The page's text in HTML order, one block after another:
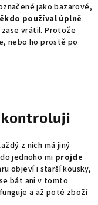
jako bazarové,
používal úplně
vrátil. Protože
nebo ho prostě po
z nich má jiný
jednoho mi projde
objeví i starší kousky,
bát ani v tomto
a až poté zboží